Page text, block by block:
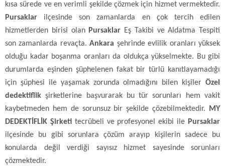
kısa sürede ve en verimli şekilde çözmek için hizmet vermektedir.
Pursaklar ilçesinde son zamanlarda en çok tercih edilen
hizmetlerden birisi olan Pursaklar Eş Takibi ve Aldatma Tespiti
son zamanlarda revaçta.Ankara şehrinde evlilik oranları yüksek
olduğu kadar boşanma oranları da oldukça yükselmekte. Bu gibi
durumlarda eşinden şüphelenen fakat bir türlü kanıtlayamadığı
için şüphesi ile yaşamak zorunda olmadığını bilen kişiler Özel
dedektiflik şirketlerine başvurarak bu tür sorunları hem vakit
kaybetmeden hem de sorunsuz bir şekilde çözebilmektedir.
MY
DEDEKTİFLİK Şirketitecrübeli ve profesyonel ekibi ile Pursaklar
ilçesinde bu gibi sorunlara çözüm arayıp kişilerin sadece bu
konularda değil verdiği sayısız hizmet sayesinde sorunları
çözmektedir.